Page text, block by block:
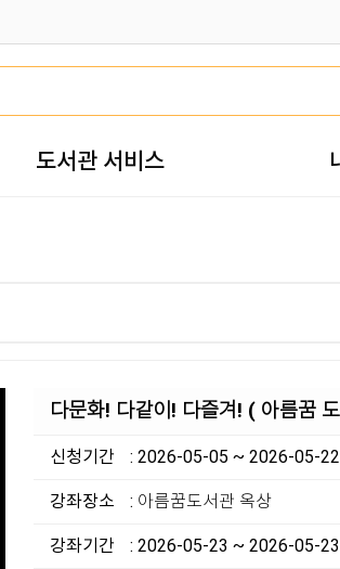
도서관 서비스
다문화! 다같이! 다즐겨! ( 아름꿈
신청기간 : 2026-05-05 ~ 2026-05-22
강좌장소 : 아름꿈도서관 옥상
강좌기간 : 2026-05-23 ~ 2026-05-23